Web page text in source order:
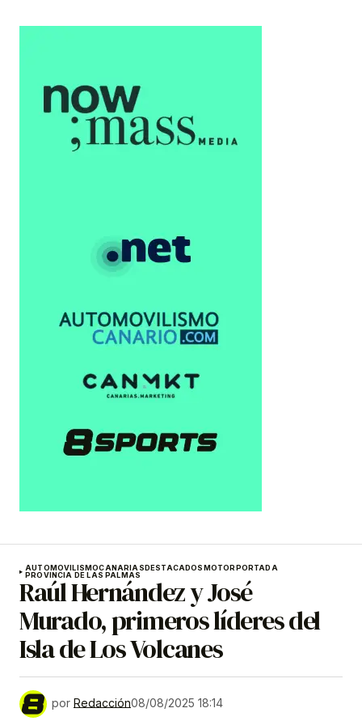
AUTOMOVILISMOCANARIASDESTACADOSMOTORPORTADA
PROVINCIA DE LAS PALMAS
Raúl Hernández y José
Murado, primeros líderes del
Isla de Los Volcanes
por Redacción08/08/2025 18:14